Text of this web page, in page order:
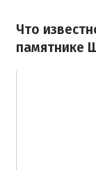
Что
памятнике